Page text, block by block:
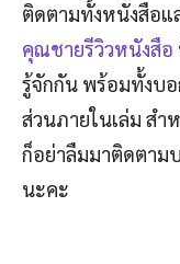
ติดตามทั้งหนังสือแ
คุณชายรีวิวหนังสือ
รู้จักกัน พร้อมทั้งบอ
ส่วนภายในเล่ม สำ
ก็อย่าลืมมาติดตาม
นะคะ